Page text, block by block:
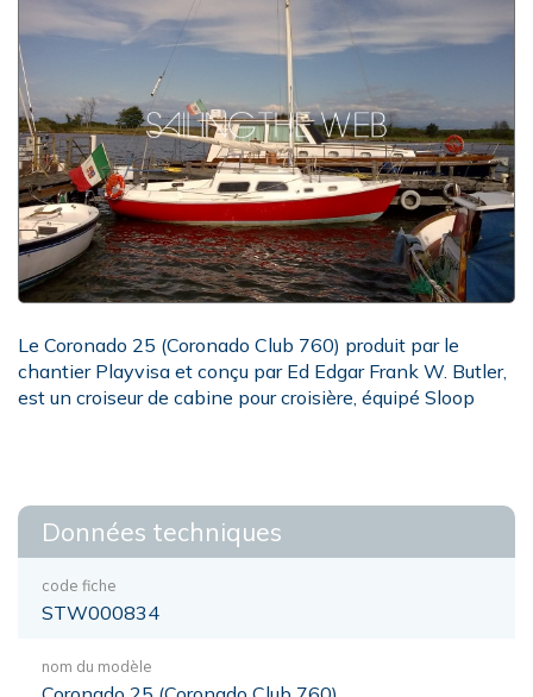
Le Coronado 25 (Coronado Club 760) produit par le
chantier Playvisa et conçu par Ed Edgar Frank W. Butler,
est un croiseur de cabine pour croisière, équipé Sloop
Données techniques
code fiche
STW000834
nom du modèle